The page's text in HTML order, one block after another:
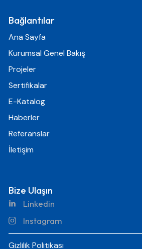
Bağlantılar
Ana Sayfa
Kurumsal Genel Bakış
Projeler
Sertifikalar
E-Katalog
Haberler
Referanslar
İletişim
Bize Ulaşın
Linkedin
Instagram
Gizlilik Politikası